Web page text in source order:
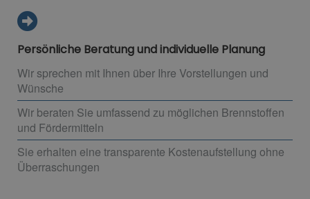
Persönliche Beratung und individuelle Planung
Wir sprechen mit Ihnen über Ihre Vorstellungen und
Wünsche
Wir beraten Sie umfassend zu möglichen Brennstoffen
und Fördermitteln
Sie erhalten eine transparente Kostenaufstellung ohne
Überraschungen